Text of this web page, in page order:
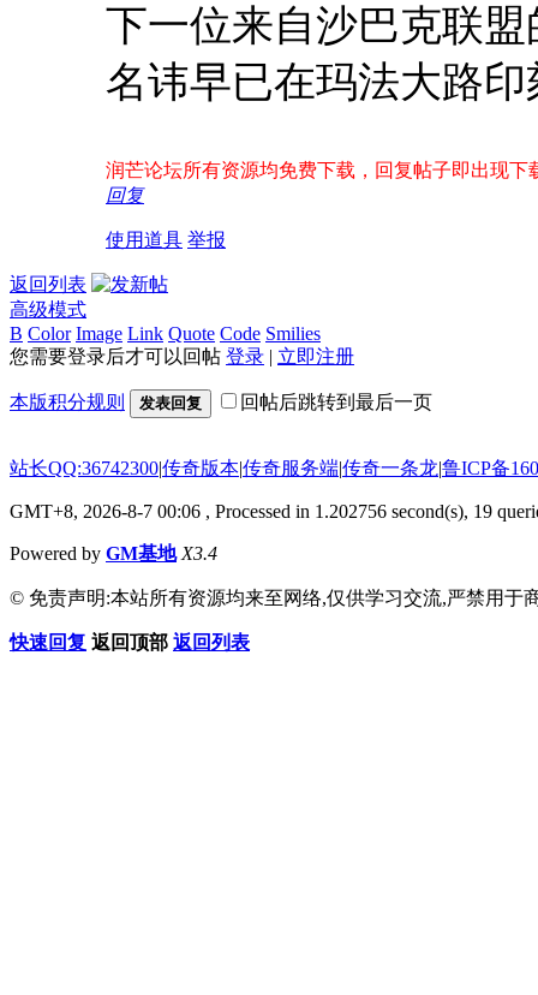
下一位来自沙巴克联
名讳早已在玛法大路
润芒论坛所有资源均免费下载，回复帖子即出现下
回复
使用道具 举报
返回列表
高级模式
B Color Image Link Quote Code Smilies
您需要登录后才可以回帖 登录 | 立即注册
本版积分规则 发表回复 回帖后跳转到最后一页
站长QQ:36742300|传奇版本|传奇服务端|传奇一条龙|鲁ICP备
GMT+8, 2026-8-7 00:06 , Processed in 1.202756 second(s), 19
Powered by GM基地 X3.4
© 免责声明:本站所有资源均来至网络,仅供学习交流,严禁用于
快速回复 返回顶部 返回列表